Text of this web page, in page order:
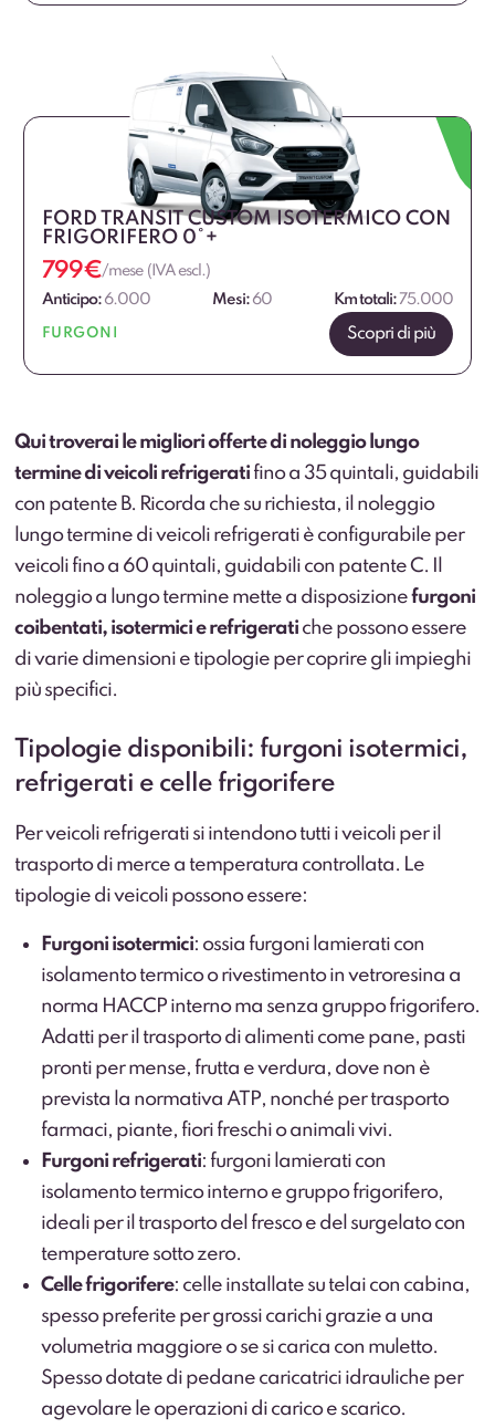
FORD TRANSIT CUSTOM ISOTERMICO CON
FRIGORIFERO 0°+
799€/mese (IVA escl.)
Anticipo:6.000 Mesi: 60 Km totali: 75.000
FURGONI Scopri di più
Qui troverai le migliori offerte di noleggio lungo
termine di veicoli refrigerati fino a 35 quintali, guidabili
con patente B. Ricorda che su richiesta, il noleggio
lungo termine di veicoli refrigerati è configurabile per
veicoli fino a 60 quintali, guidabili con patente C. Il
noleggio a lungo termine mette a disposizionefurgoni
coibentati, isotermici e refrigerati che possono essere
di varie dimensioni e tipologie per coprire gli impieghi
più specifici.
Tipologie disponibili: furgoni isotermici,
refrigerati e celle frigorifere
Per veicoli refrigerati si intendono tutti i veicoli per il
trasporto di merce a temperatura controllata. Le
tipologie di veicoli possono essere:
Furgoni isotermici: ossia furgoni lamierati con
isolamento termico o rivestimento in vetroresina a
norma HACCP interno ma senza gruppo frigorifero.
Adatti per il trasporto di alimenti come pane, pasti
pronti per mense, frutta e verdura, dove non è
prevista la normativa ATP, nonché per trasporto
farmaci, piante, fiori freschi o animali vivi.
Furgoni refrigerati: furgoni lamierati con
isolamento termico interno e gruppo frigorifero,
ideali per il trasporto del fresco e del surgelato con
temperature sotto zero.
Celle frigorifere: celle installate su telai con cabina,
spesso preferite per grossi carichi grazie a una
volumetria maggiore o se si carica con muletto.
Spesso dotate di pedane caricatrici idrauliche per
agevolare le operazioni di carico e scarico.